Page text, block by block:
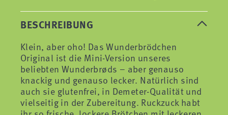
BESCHREIBUNG
Klein, aber oho! Das Wunderbrödchen
Original ist die Mini-Version unseres
beliebten Wunderbrøds – aber genauso
knackig und genauso lecker. Natürlich sind
auch sie glutenfrei, in Demeter-Qualität und
vielseitig in der Zubereitung. Ruckzuck habt